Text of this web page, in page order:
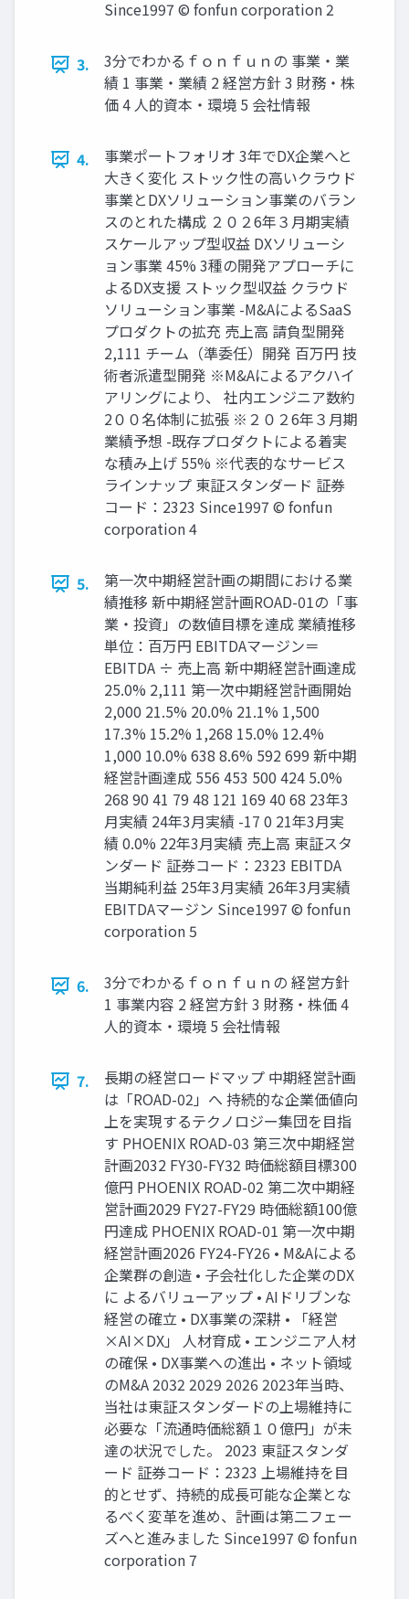
Since1997 © fonfun corporation 2
3.
3分でわかるｆｏｎｆｕｎの 事業・業
績 1 事業・業績 2 経営方針 3 財務・株
価 4 人的資本・環境 5 会社情報
4.
事業ポートフォリオ 3年でDX企業へと
大きく変化 ストック性の高いクラウド
事業とDXソリューション事業のバラン
スのとれた構成 ２０２6年３月期実績
スケールアップ型収益 DXソリューシ
ョン事業 45% 3種の開発アプローチに
よるDX支援 ストック型収益 クラウド
ソリューション事業 -M&AによるSaaS
プロダクトの拡充 売上高 請負型開発
2,111 チーム（準委任）開発 百万円 技
術者派遣型開発 ※M&Aによるアクハイ
アリングにより、 社内エンジニア数約
2００名体制に拡張 ※２０２6年３月期
業績予想 -既存プロダクトによる着実
な積み上げ 55% ※代表的なサービス
ラインナップ 東証スタンダード 証券
コード：2323 Since1997 © fonfun
corporation 4
5.
第一次中期経営計画の期間における業
績推移 新中期経営計画ROAD-01の「事
業・投資」の数値目標を達成 業績推移
単位：百万円 EBITDAマージン＝
EBITDA ÷ 売上高 新中期経営計画達成
25.0% 2,111 第一次中期経営計画開始
2,000 21.5% 20.0% 21.1% 1,500
17.3% 15.2% 1,268 15.0% 12.4%
1,000 10.0% 638 8.6% 592 699 新中期
経営計画達成 556 453 500 424 5.0%
268 90 41 79 48 121 169 40 68 23年3
月実績 24年3月実績 -17 0 21年3月実
績 0.0% 22年3月実績 売上高 東証スタ
ンダード 証券コード：2323 EBITDA
当期純利益 25年3月実績 26年3月実績
EBITDAマージン Since1997 © fonfun
corporation 5
6.
3分でわかるｆｏｎｆｕｎの 経営方針
1 事業内容 2 経営方針 3 財務・株価 4
人的資本・環境 5 会社情報
7.
長期の経営ロードマップ 中期経営計画
は「ROAD-02」へ 持続的な企業価値向
上を実現するテクノロジー集団を目指
す PHOENIX ROAD-03 第三次中期経営
計画2032 FY30-FY32 時価総額目標300
億円 PHOENIX ROAD-02 第二次中期経
営計画2029 FY27-FY29 時価総額100億
円達成 PHOENIX ROAD-01 第一次中期
経営計画2026 FY24-FY26 • M&Aによる
企業群の創造 • 子会社化した企業のDX
に よるバリューアップ • AIドリブンな
経営の確立 • DX事業の深耕 • 「経営
×AI×DX」 人材育成 • エンジニア人材
の確保 • DX事業への進出 • ネット領域
のM&A 2032 2029 2026 2023年当時、
当社は東証スタンダードの上場維持に
必要な「流通時価総額１０億円」が未
達の状況でした。 2023 東証スタンダ
ード 証券コード：2323 上場維持を目
的とせず、持続的成長可能な企業とな
るべく変革を進め、計画は第二フェー
ズへと進みました Since1997 © fonfun
corporation 7